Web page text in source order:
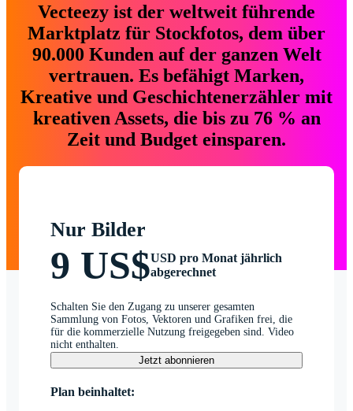
Vecteezy ist der weltweit führende
Marktplatz für Stockfotos, dem über
90.000 Kunden auf der ganzen Welt
vertrauen. Es befähigt Marken,
Kreative und Geschichtenerzähler mit
kreativen Assets, die bis zu 76 % an
Zeit und Budget einsparen.
Nur Bilder
9 US$USD pro Monat jährlich
abgerechnet
Schalten Sie den Zugang zu unserer gesamten
Sammlung von Fotos, Vektoren und Grafiken frei, die
für die kommerzielle Nutzung freigegeben sind. Video
nicht enthalten.
Jetzt abonnieren
Plan beinhaltet: